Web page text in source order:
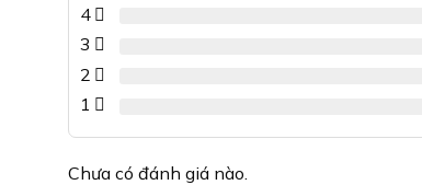
có
thể
chọn
trên
trang
sản
4
3
2
1
Chưa có đánh giá nào.